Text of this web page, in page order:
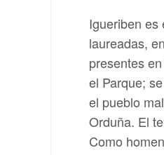
Igueriben es
laureadas,
presentes
el Parque;
el pueblo
Orduña. El
Como